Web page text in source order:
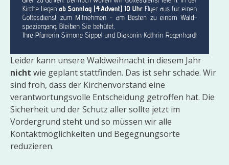
Leider kann unsere Waldweihnacht in diesem Jahr
nicht wie geplant stattfinden. Das ist sehr schade. Wir
sind froh, dass der Kirchenvorstand eine
verantwortungsvolle Entscheidung getroffen hat. Die
Sicherheit und der Schutz aller sollte jetzt im
Vordergrund steht und so müssen wir alle
Kontaktmöglichkeiten und Begegnungsorte
reduzieren.